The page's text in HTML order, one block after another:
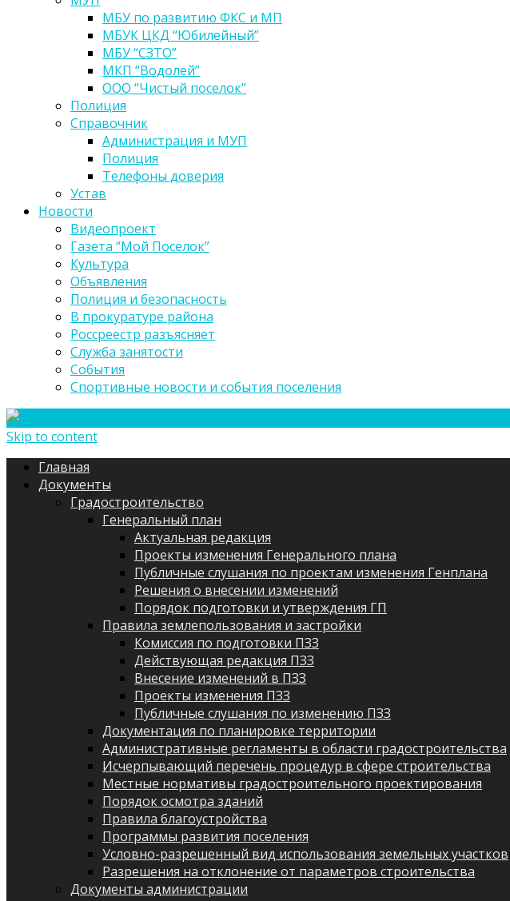
МБУ по развитию ФКС и МП
МБУК ЦКД “Юбилейный”
МБУ “СЗТО”
МКП “Водолей”
ООО “Чистый поселок”
Полиция
Справочник
Администрация и МУП
Полиция
Телефоны доверия
Устав
Новости
Видеопроект
Газета “Мой Поселок”
Культура
Объявления
Полиция и безопасность
В прокуратуре района
Россреестр разъясняет
Служба занятости
События
Спортивные новости и события поселения
Skip to content
Главная
Документы
Градостроительство
Генеральный план
Актуальная редакция
Проекты изменения Генерального плана
Публичные слушания по проектам изменения Генплана
Решения о внесении изменений
Порядок подготовки и утверждения ГП
Правила землепользования и застройки
Комиссия по подготовки ПЗЗ
Действующая редакция ПЗЗ
Внесение изменений в ПЗЗ
Проекты изменения ПЗЗ
Публичные слушания по изменению ПЗЗ
Документация по планировке территории
Административные регламенты в области градостроительства
Исчерпывающий перечень процедур в сфере строительства
Местные нормативы градостроительного проектирования
Порядок осмотра зданий
Правила благоустройства
Программы развития поселения
Условно-разрешенный вид использования земельных участков
Разрешения на отклонение от параметров строительства
Документы администрации